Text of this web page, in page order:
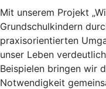
Mit unserem Projekt
Grundschulkindern
praxisorientierten
unser Leben
Beispielen bringen wir
Notwendigkeit